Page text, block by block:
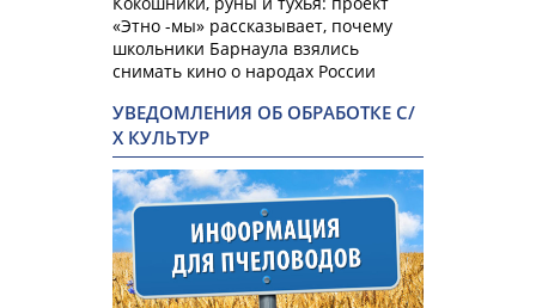
«Этно -мы» рассказывает, почему
школьники Барнаула взялись
снимать кино о народах России
УВЕДОМЛЕНИЯ ОБ ОБРАБОТКЕ С/
Х КУЛЬТУР